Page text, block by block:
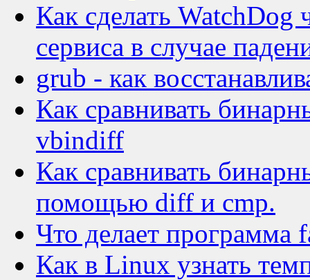
Как сделать WatchDog
сервиса в случае
grub - как
Как сравнивать
vbindiff
Как сравнивать
помощью diff и cmp.
Что делает программа
Как в Linux узнать